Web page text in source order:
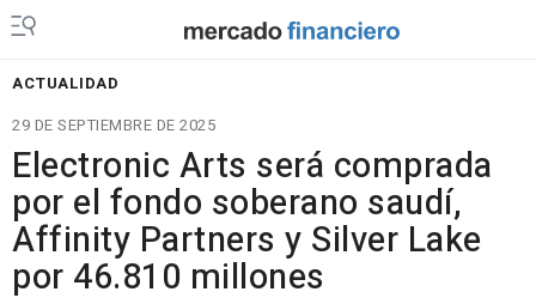
ACTUALIDAD
29 DE SEPTIEMBRE DE 2025
Electronic Arts será comprada
por el fondo soberano saudí,
Affinity Partners y Silver Lake
por 46.810 millones